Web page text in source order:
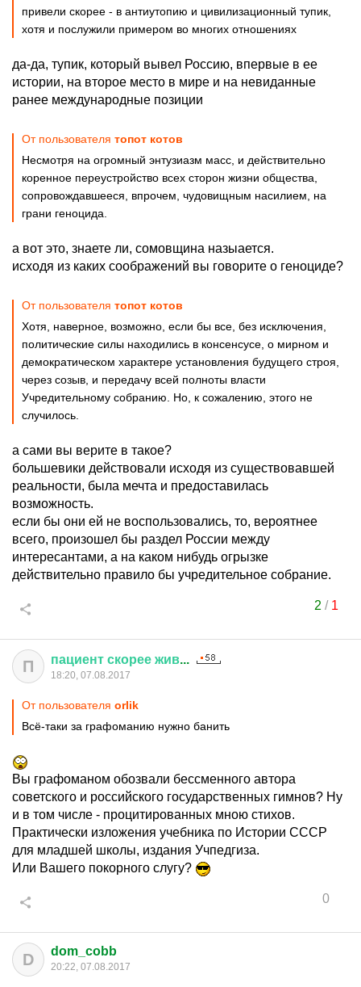
привели скорее - в антиутопию и цивилизационный тупик,
хотя и послужили примером во многих отношениях
да-да, тупик, который вывел Россию, впервые в ее
истории, на второе место в мире и на невиданные
ранее международные позиции
От пользователя топот котов
Несмотря на огромный энтузиазм масс, и действительно
коренное переустройство всех сторон жизни общества,
сопровождавшееся, впрочем, чудовищным насилием, на
грани геноцида.
а вот это, знаете ли, сомовщина назыается.
исходя из каких соображений вы говорите о геноциде?
От пользователя топот котов
Хотя, наверное, возможно, если бы все, без исключения,
политические силы находились в консенсусе, о мирном и
демократическом характере установления будущего строя,
через созыв, и передачу всей полноты власти
Учредительному собранию. Но, к сожалению, этого не
случилось.
а сами вы верите в такое?
большевики действовали исходя из существовавшей
реальности, была мечта и предоставилась
возможность.
если бы они ей не воспользовались, то, вероятнее
всего, произошел бы раздел России между
интересантами, а на каком нибудь огрызке
действительно правило бы учредительное собрание.
2 / 1
П пациент скорее жив...
18:20, 07.08.2017
От пользователя orlik
Всё-таки за графоманию нужно банить
Вы графоманом обозвали бессменного автора
советского и российского государственных гимнов? Ну
и в том числе - процитированных мною стихов.
Практически изложения учебника по Истории СССР
для младшей школы, издания Учпедгиза.
Или Вашего покорного слугу?
0
D dom_cobb
20:22, 07.08.2017